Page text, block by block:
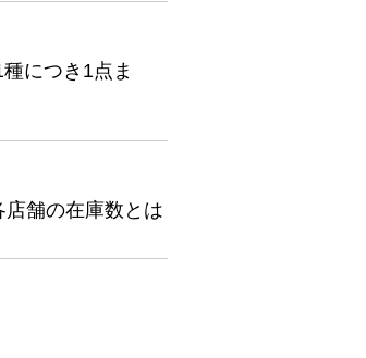
につき1点ま
舗の在庫数とは